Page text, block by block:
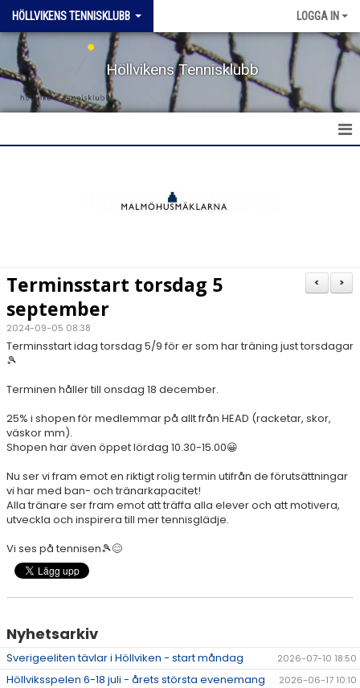
HÖLLVIKENS TENNISKLUBB LOGGA IN
Höllvikens Tennisklubb
TERMINSTRÄNING HT & VT
TRÄNING SOMMAR
SERIESPEL & TÄVLINGAR
TENNISSHOP
RACKET-STRÄNGNING
PADEL
GRUSBANORNA
AKTUELLT/SOCIAL MEDIA
KONTAKT & OM OSS
>
<
Terminsstart torsdag 5
september
2024-09-05 08:38
Terminsstart idag torsdag 5/9 för er som har träning just torsdagar
🎾
Terminen håller till onsdag 18 december.
25% i shopen för medlemmar på allt från HEAD (racketar, skor,
väskor mm).
Shopen har även öppet lördag 10.30-15.00😀
Nu ser vi fram emot en riktigt rolig termin utifrån de förutsättningar
vi har med ban- och tränarkapacitet!
Alla tränare ser fram emot att träffa alla elever och att motivera,
utveckla och inspirera till mer tennisglädje.
Vi ses på tennisen🎾😊
Nyhetsarkiv
Sverigeeliten tävlar i Höllviken - start måndag 2026-07-10 18:50
Höllviksspelen 6-18 juli - årets största evenemang 2026-06-17 10:10